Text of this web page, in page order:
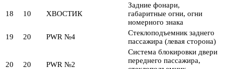
18 10 ХВОСТИК
Задние фонари,
габаритные огни, огни
номерного знака
19
20 PWR №4
Стеклоподъемник заднего
пассажира (левая сторона)
20 20 PWR №2
Система блокировки двери
переднего пассажира,